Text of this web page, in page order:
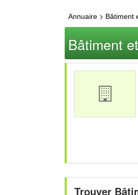
Annuaire > Bâtiment
Bâtiment
Trouver